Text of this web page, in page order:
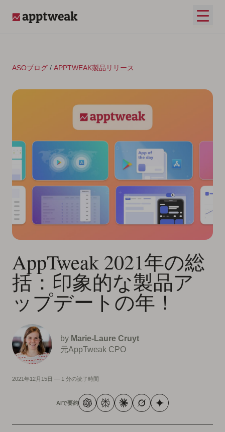
メイ
ASOブログ / APPTWEAK製品リリース
AppTweak 2021年の総
括：印象的な製品ア
ップデートの年！
by Marie-Laure Cruyt
元AppTweak CPO
2021年12月15日 — 1 分の読了時間
AIで要約